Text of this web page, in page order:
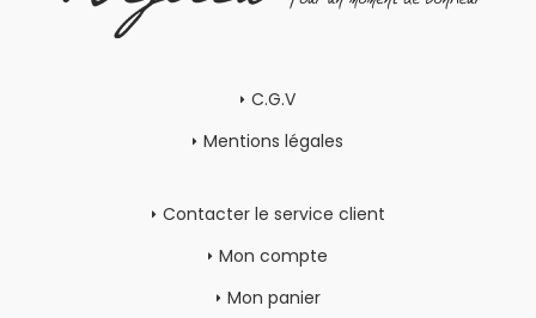
C.G.V
Mentions légales
Contacter le service client
Mon compte
Mon panier